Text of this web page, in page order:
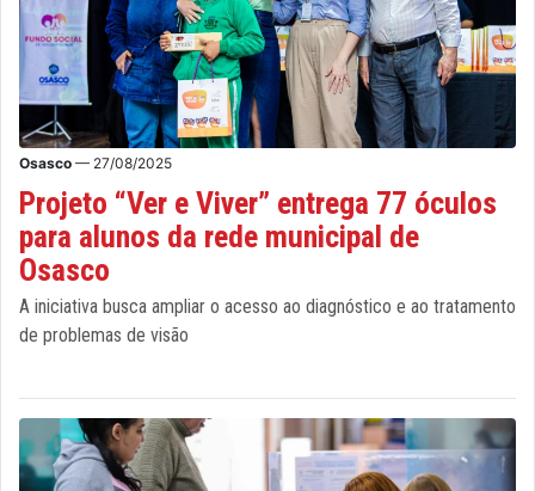
Osasco — 27/08/2025
Projeto “Ver e Viver” entrega 77 óculos
para alunos da rede municipal de
Osasco
A iniciativa busca ampliar o acesso ao diagnóstico e ao tratamento
de problemas de visão